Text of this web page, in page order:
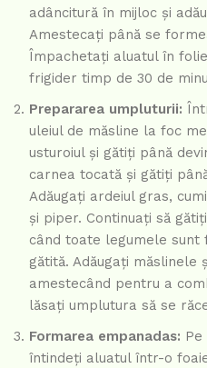
adâncitură în mijloc și
Amestecați până se
Împachetați aluatul în
frigider timp de 30 de
Prepararea umpluturii:
uleiul de măsline la foc
usturoiul și gătiți până
carnea tocată și gătiți
Adăugați ardeiul gras,
și piper. Continuați să
când toate legumele sunt
gătită. Adăugați măslinele
amestecând pentru a
lăsați umplutura să se
Formarea empanadas:
întindeți aluatul într-o